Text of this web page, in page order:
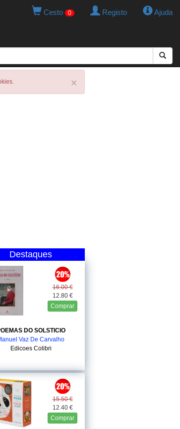
Cesto 0 Registo Ajuda
×
Destaques
16.00 €
12.80 €
Comprar
DO SOLSTICIO
Vaz De Carvalho
Edicoes Colibri
15.50 €
12.40 €
Comprar